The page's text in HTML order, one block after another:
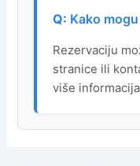
Kako
Rezervaciju
stranice ili
više